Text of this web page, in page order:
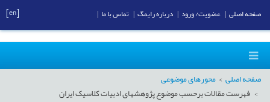
صفحه اصلی
محورهای موضوعی
فهرست مقالات برحسب موضوعپژوهش‎های ادبیات کلاسیک ایران
صفحه اصلی عضویت/ ورود درباره رایمگ تماس با ما